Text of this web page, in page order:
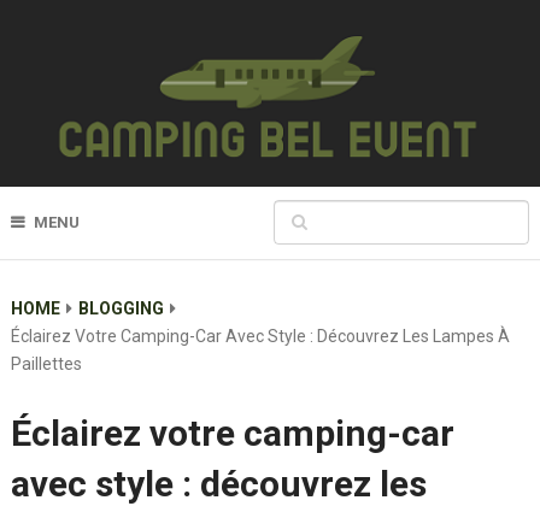
MENU
HOME
BLOGGING
Éclairez Votre Camping-Car Avec Style : Découvrez Les Lampes À
Paillettes
Éclairez votre camping-car
avec style : découvrez les